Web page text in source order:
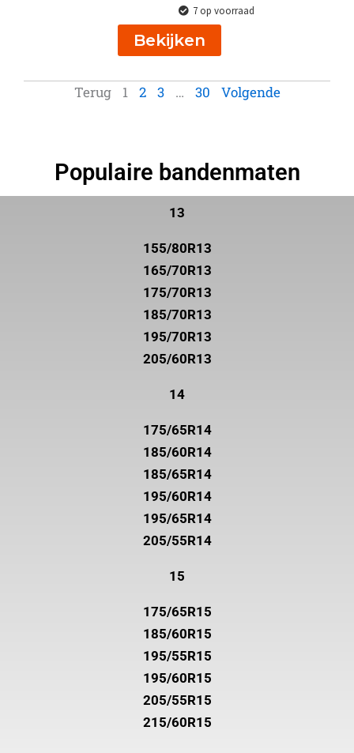
7 op voorraad
Bekijken
Terug 1 2 3 … 30 Volgende
Populaire bandenmaten
13
155/80R13
165/70R13
175/70R13
185/70R13
195/70R13
205/60R13
14
175/65R14
185/60R14
185/65R14
195/60R14
195/65R14
205/55R14
15
175/65R15
185/60R15
195/55R15
195/60R15
205/55R15
215/60R15